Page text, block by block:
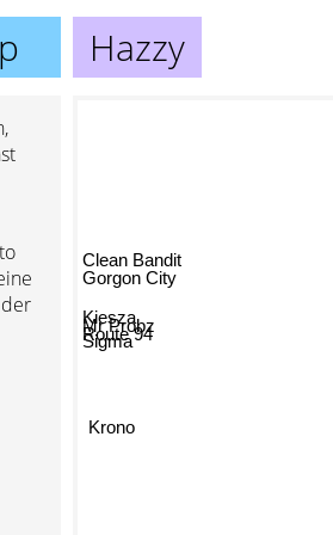
Hazzy
Krono
Mr Probz
Route 94
Kiesza
Sigma
Gorgon City